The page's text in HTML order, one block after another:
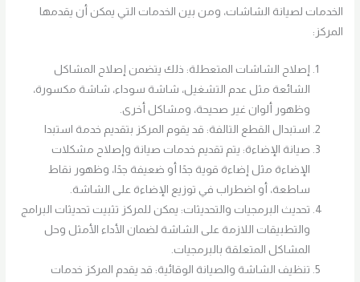
الخدمات لصيانة الشاشات، ومن بين الخدمات التي يمكن أن يقدمها
المركز:
إصلاح الشاشات المتعطلة: ذلك يتضمن إصلاح المشاكل
الشائعة مثل عدم التشغيل، شاشة سوداء، شاشة مكسورة،
وظهور ألوان غير صحيحة، ومشاكل أخرى.
استبدال القطع التالفة: قد يقوم المركز بتقديم خدمة استبدا
صيانة الإضاءة: يتم تقديم خدمات صيانة وإصلاح مشكلات
الإضاءة مثل إضاءة قوية جدًا أو ضعيفة جدًا، وظهور نقاط
ساطعة، أو اضطراب في توزيع الإضاءة على الشاشة.
تحديث البرمجيات والتحديثات: يمكن للمركز تثبيت تحديثات البرامج
والتطبيقات اللازمة على الشاشة لضمان الأداء الأمثل وحل
المشاكل المتعلقة بالبرمجيات.
تنظيف الشاشة والصيانة الوقائية: قد يقدم المركز خدمات